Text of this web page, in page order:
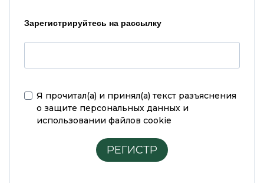
Зарегистрируйтесь на рассылку
Я прочитал(а) и принял(а) текст разъяснения
о защите персональных данных и
использовании файлов cookie
РЕГИСТР